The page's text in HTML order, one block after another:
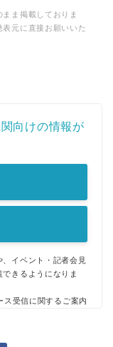
ま掲載しておりま
元に直接お願いいた
向けの情報が
イベント・記者会見
きるようになりま
ス受信に関するご案内